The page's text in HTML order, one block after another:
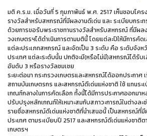
มติ ค.ร.ม. เมื่อวันที่ 5 กุมภาพันธ์ พ.ศ. 2517 เห็นชอบโคร
รางวัลสำหรับสหกรณ์ที่มีผลงานดีเด่น และ ระเบียบกระ
ด้วยการขอรับพระราชทานรางวัลสำหรับสหกรณ์ ที่มีผล
วงเกษตรฯได้ดำเนินการตามมตินี้ โดยแต่ละปีให้มีการคั
แต่ละประเภทสหกรณ์ และจัดเป็น 3 ระดับ คือ ระดับจังห
ประเทศ แต่ละระดับนั้น ปกติจะมี(หรือไม่มี)สหกรณ์ได้รับ
อันดับ 3 หรือรางวัลชมเชย
ระยะต่อมา กระทรวงเกษตรและสหกรณ์ได้ออกประกาศ
สถานบันเกษตรกร และสหกรณ์ดีเด่นแห่งชาติ ใช้ แทนระ
เกณฑ์กลางในการคัดเลือก ทั้งนี้ได้มีการประกาศออกมา
ปรับปรุงหลักเกณฑ์ให้เหมาะสมกับสภาวะการณ์ในต่างละ
รายชื่อสหกรณ์ดีเด่นแห่งชาติที่นำเสนอนี้ เป็นสหกรณ์ที่มี
ประเทศ ตามระเบียบปี 2517 และสหกรณ์ดีเด่นแห่งชาติต
เกษตรฯ